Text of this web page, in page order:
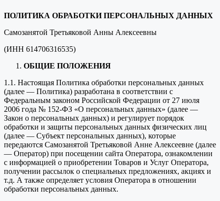
ПОЛИТИКА ОБРАБОТКИ ПЕРСОНАЛЬНЫХ ДАННЫХ
Самозанятой Третьяковой Анны Алексеевны
(ИНН 614706316535)
ОБЩИЕ ПОЛОЖЕНИЯ
1.1. Настоящая Политика обработки персональных данных
(далее — Политика) разработана в соответствии с
Федеральным законом Российской Федерации от 27 июля
2006 года № 152-ФЗ «О персональных данных» (далее —
Закон о персональных данных) и регулирует порядок
обработки и защиты персональных данных физических лиц
(далее — Субъект персональных данных), которые
передаются Самозанятой Третьяковой Анне Алексеевне (далее
— Оператор) при посещении сайта Оператора, ознакомлении
с информацией о приобретении Товаров и Услуг Оператора,
получении рассылок о специальных предложениях, акциях и
т.д. А также определяет условия Оператора в отношении
обработки персональных данных.